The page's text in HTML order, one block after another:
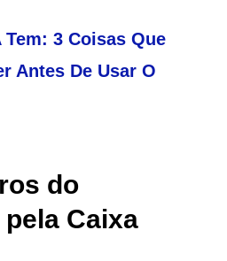
Tem: 3 Coisas Que
Antes De Usar O
do
Caixa